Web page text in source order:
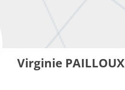
Virginie PAILLOUX